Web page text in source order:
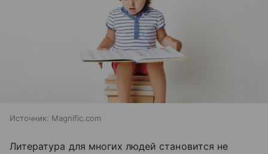
Источник: Magnific.com
Литература для многих людей становится не